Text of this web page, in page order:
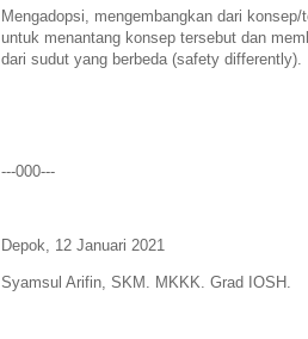
Mengadopsi, mengembangkan dari
untuk menantang konsep tersebut dan
dari sudut yang berbeda (safety differently).
---000---
Depok, 12 Januari 2021
Syamsul Arifin, SKM. MKKK. Grad IOSH.